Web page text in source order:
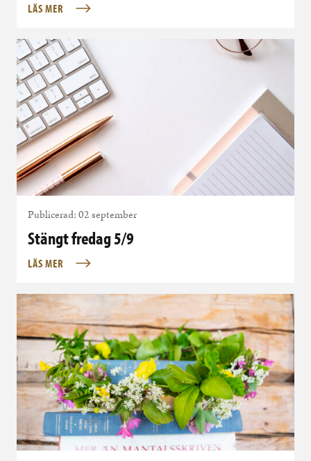
LÄS MER
Publicerad: 02 september
Stängt fredag 5/9
LÄS MER